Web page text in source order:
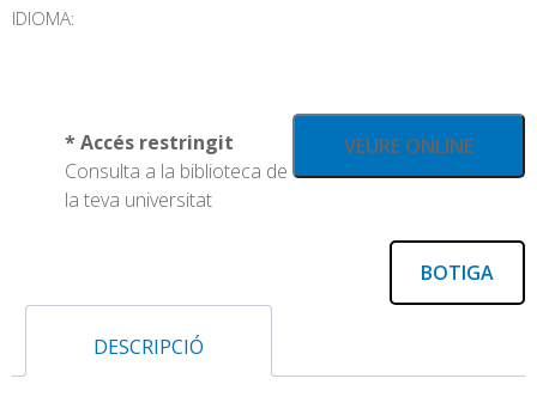
IDIOMA:
VEURE ONLINE
* Accés restringit
Consulta a la biblioteca de
la teva universitat
BOTIGA
DESCRIPCIÓ